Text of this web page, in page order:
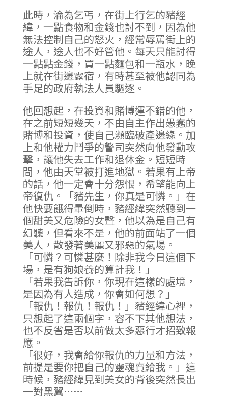
此時，淪為乞丐，在街上行乞的豬經
緯，一點食物和金錢也討不到，因為他
無法控制自己的怒火，經常辱罵街上的
途人，途人也不好管他。每天只能討得
一點點金錢，買一點麵包和一瓶水，晚
上就在街邊露宿，有時甚至被他認同為
手足的政府執法人員驅逐。
他回想起，在投資和賭博運不錯的他，
在之前短短幾天，不由自主作出愚蠢的
賭博和投資，使自己瀕臨破產邊緣。加
上和他權力鬥爭的警司突然向他發動攻
擊，讓他失去工作和退休金。短短時
間，他由天堂被打進地獄。若果有上帝
的話，他一定會十分怨恨，希望能向上
帝復仇。「豬先生，你真是可憐。」在
他快要餓得暈倒時，豬經緯突然聽到一
個甜美又危險的女聲，他以為是自己有
幻聽，但看來不是，他的前面站了一個
美人，散發著美麗又邪惡的氣場。
「可憐？可憐甚麼！除非我今日這個下
場，是有狗娘養的算計我！」
「若果我告訴你，你現在這樣的處境，
是因為有人造成，你會如何想？」
「報仇！報仇！報仇！」豬經緯心裡，
只想起了這兩個字，容不下其他想法，
也不反省是否以前做太多惡行才招致報
應。
「很好，我會給你報仇的力量和方法，
前提是要你把自己的靈魂賣給我。」這
時候，豬經緯見到美女的背後突然長出
一對黑翼……